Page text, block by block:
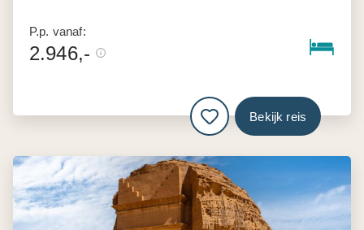
P.p. vanaf:
2.946,-
Bekijk reis